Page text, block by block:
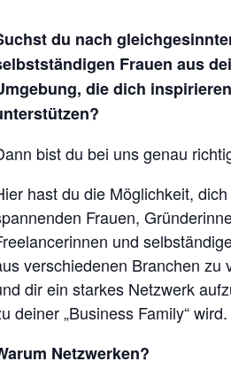
du nach
Frauen aus
die dich
bist du bei uns genau
hast du die Möglichkeit,
Frauen,
und
verschiedenen Branchen zu
dir ein starkes Netzwerk
deiner „Business Family“ wird.
Netzwerken?